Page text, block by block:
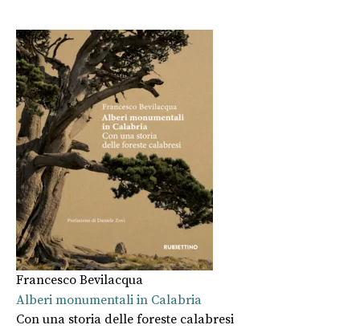
Francesco Bevilacqua
Alberi monumentali in Calabria
Con una storia delle foreste calabresi